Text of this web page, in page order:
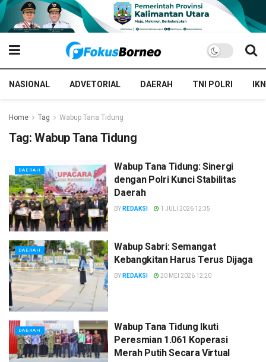
NASIONAL ADVETORIAL DAERAH TNI POLRI IKN
Home Tag Wabup Tana Tidung
Tag: Wabup Tana Tidung
DAERAH
Wabup Tana Tidung: Sinergi
dengan Polri Kunci Stabilitas
Daerah
BY REDAKSI 1 JULI 2026 12:35
DAERAH
Wabup Sabri: Semangat
Kebangkitan Harus Terus Dijaga
BY REDAKSI 20 MEI 2026 12:20
DAERAH
Wabup Tana Tidung Ikuti
Peresmian 1.061 Koperasi
Merah Putih Secara Virtual